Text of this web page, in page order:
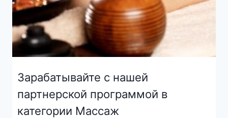
Зарабатывайте с нашей
партнерской программой в
категории Массаж